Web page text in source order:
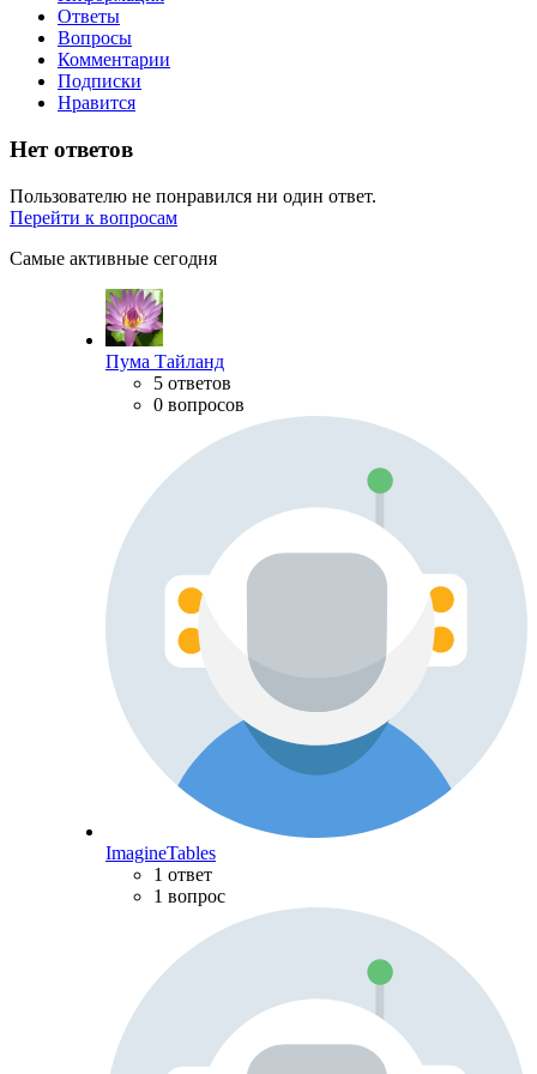
Ответы
Вопросы
Комментарии
Подписки
Нравится
Нет ответов
Пользователю не понравился ни один ответ.
Перейти к вопросам
Самые активные сегодня
Пума Тайланд
5 ответов
0 вопросов
ImagineTables
1 ответ
1 вопрос